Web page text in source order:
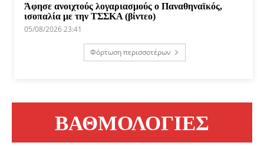
Άφησε ανοιχτούς λογαριασμούς ο Παναθηναϊκός,
ισοπαλία με την ΤΣΣΚΑ (βίντεο)
05/08/2026 23:41
Φόρτωση περισσοτέρων
ΒΑΘΜΟΛΟΓΙΕΣ